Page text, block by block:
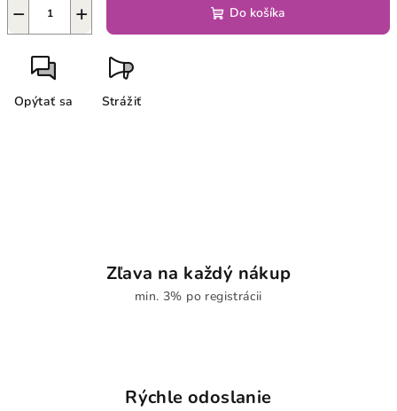
+
− Do košíka
Opýtať sa Strážiť
Zľava na každý nákup
min. 3% po registrácii
Rýchle odoslanie